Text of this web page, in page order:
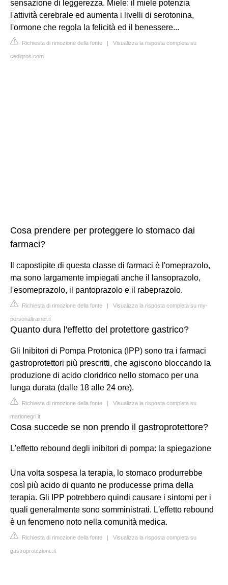
sensazione di leggerezza. Miele: il miele potenzia
l'attività cerebrale ed aumenta i livelli di serotonina,
l'ormone che regola la felicità ed il benessere...
Richiesta di rimozione della fonte | Visualizza la risposta completa su
cedigros.com
Cosa prendere per proteggere lo stomaco dai
farmaci?
Il capostipite di questa classe di farmaci è l'omeprazolo,
ma sono largamente impiegati anche il lansoprazolo,
l'esomeprazolo, il pantoprazolo e il rabeprazolo.
Richiesta di rimozione della fonte | Visualizza la risposta completa su my-
personaltrainer.it
Quanto dura l'effetto del protettore gastrico?
Gli Inibitori di Pompa Protonica (IPP) sono tra i farmaci
gastroprotettori più prescritti, che agiscono bloccando la
produzione di acido cloridrico nello stomaco per una
lunga durata (dalle 18 alle 24 ore).
Richiesta di rimozione della fonte | Visualizza la risposta completa su
marionegri.it
Cosa succede se non prendo il gastroprotettore?
L'effetto rebound degli inibitori di pompa: la spiegazione
Una volta sospesa la terapia, lo stomaco produrrebbe
così più acido di quanto ne producesse prima della
terapia. Gli IPP potrebbero quindi causare i sintomi per i
quali generalmente sono somministrati. L'effetto rebound
è un fenomeno noto nella comunità medica.
Richiesta di rimozione della fonte | Visualizza la risposta completa su
gastroprotezione.it